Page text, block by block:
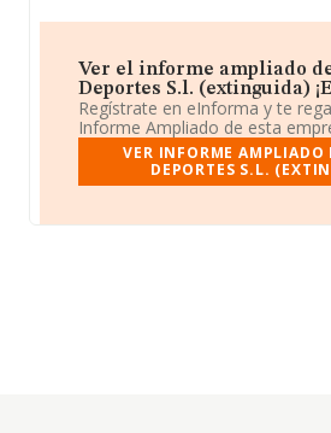
Ver el informe ampliado
Deportes S.l. (extinguida)
Regístrate en eInforma y te
Informe Ampliado de esta
VER INFORME AMPLIADO
DEPORTES S.L.